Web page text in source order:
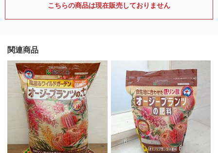
こちらの商品は現在販売しておりません
関連商品